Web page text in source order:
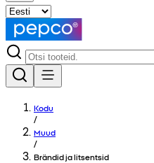
Kodu
/
Muud
/
Brändid ja litsentsid